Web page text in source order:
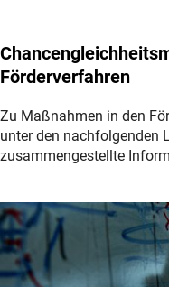
Förderverfahren
Zu Maßnahmen in den
unter den nachfolgenden
zusammengestellte